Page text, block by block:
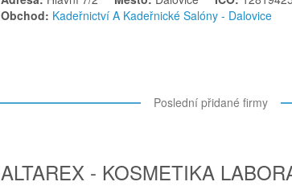
Obchod: Kadeřnictví A Kadeřnické Salóny - Dalovice
Poslední přidané firmy
ALTAREX - KOSMETIKA